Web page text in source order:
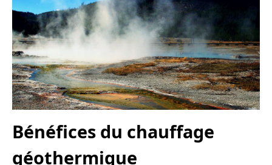
Bénéfices du chauffage
géothermique